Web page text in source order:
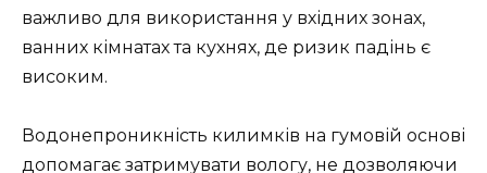
важливо для використання у вхідних зонах,
ванних кімнатах та кухнях, де ризик падінь є
високим.
Водонепроникність килимків на гумовій основі
допомагає затримувати вологу, не дозволяючи